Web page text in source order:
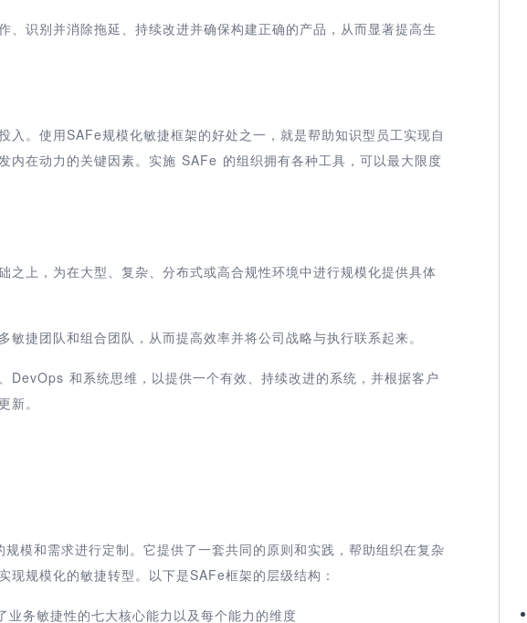
、识别并消除拖延、持续改进并确保构建正确的产品，从而显著提高生
入。使用SAFe规模化敏捷框架的好处之一，就是帮助知识型员工实现自
内在动力的关键因素。实施 SAFe 的组织拥有各种工具，可以最大限度
之上，为在大型、复杂、分布式或高合规性环境中进行规模化提供具体
捷团队和组合团队，从而提高效率并将公司战略与执行联系起来。
DevOps 和系统思维，以提供一个有效、持续改进的系统，并根据客户
新。
模和需求进行定制。它提供了一套共同的原则和实践，帮助组织在复杂
现规模化的敏捷转型。以下是SAFe框架的层级结构：
业务敏捷性的七大核心能力以及每个能力的维度